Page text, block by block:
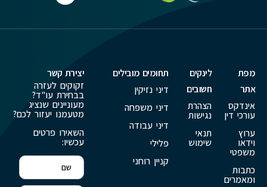
מפת
אתר
אינדקס
עורכי דין
ערוץ
וידאו
משפטי
כתבות
ומאמרים
לינקים
חשובים
הצהרת
נגישות
תנאי
שימוש
תחומים מובילים
דיני נזיקין
דיני משפחה
דיני עבודה
פלילי
קניין רוחני
יצירת קשר
זקוקים לעזרה
בבחירת עו"ד?
מעוניינים שנציג
מטעמנו יעזור לכם?
השאירו פרטים
עכשיו: